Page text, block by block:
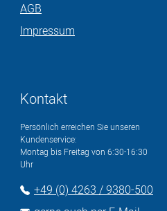
AGB
Impressum
Kontakt
Persönlich erreichen Sie unseren
Kundenservice:
Montag bis Freitag von 6:30-16:30
Uhr
+49 (0) 4263 / 9380-500